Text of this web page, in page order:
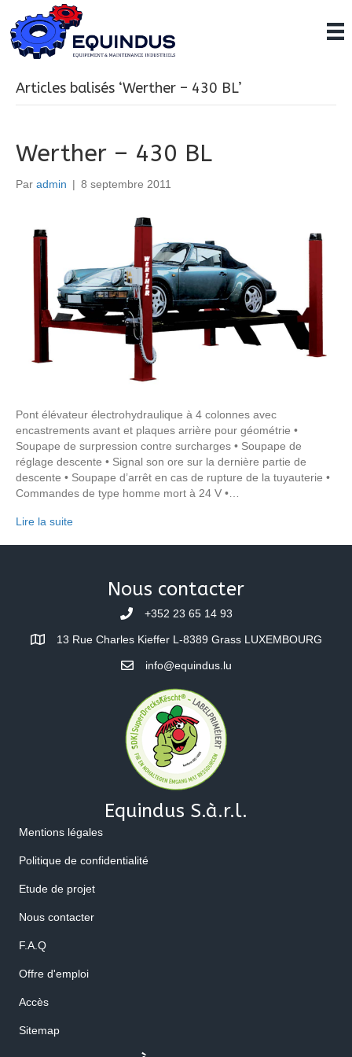
Articles balisés ‘Werther – 430 BL’
Werther – 430 BL
Par admin | 8 septembre 2011
Pont élévateur électrohydraulique à 4 colonnes avec
encastrements avant et plaques arrière pour géométrie •
Soupape de surpression contre surcharges • Soupape de
réglage descente • Signal son ore sur la dernière partie de
descente • Soupape d’arrêt en cas de rupture de la tuyauterie •
Commandes de type homme mort à 24 V •…
Lire la suite
Nous contacter
+352 23 65 14 93
13 Rue Charles Kieffer L-8389 Grass LUXEMBOURG
info@equindus.lu
Equindus S.à.r.l.
Mentions légales
Politique de confidentialité
Etude de projet
Nous contacter
F.A.Q
Offre d'emploi
Accès
Sitemap